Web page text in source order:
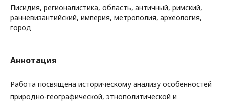
Писидия, регионалистика, область, античный, римский,
ранневизантийский, империя, метрополия, археология,
город
Аннотация
Работа посвящена историческому анализу особенностей
природно-географической, этнополитической и